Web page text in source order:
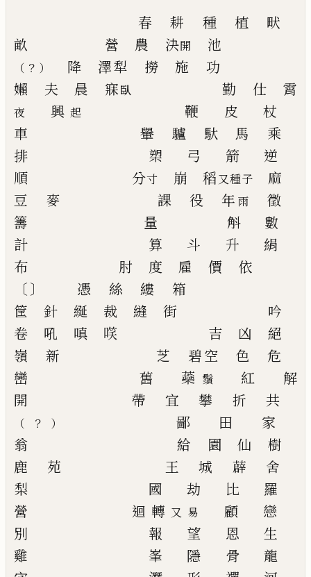
春
耕 種 植
畎
畝
營 農 決開 池
（ ？ ） 降 澤犁 撈 施
功
嬾
夫 晨 寐臥 勤 仕 霄
夜 興 起 鞭 皮
杖
車
轝 驢 馱 馬
乘
排
槊 弓 箭
逆
順
分寸 崩 稻又種子
麻
豆
麥 課 役 年 雨
徵
籌
量 斛
數
計
算 斗 升
絹
布
肘 度 雇 價
依
〔〕 憑 絲 縷
箱
筐
針 綖 裁 縫 街
吟
卷
吼 嗔 㗛 吉 凶
絕
嶺
新 芝 碧空 色
危
巒
舊 蘃 鬚 紅
解
開
帶 宜 攀 折 共
（ ？ ） 鄙 田
家
翁
給 園 仙
樹
鹿
苑 王 城 薜
舍
梨
國 劫 比
羅
營
迴轉 又易 顧
戀
別
報 望 恩
生
雞
峯 隱 骨
龍